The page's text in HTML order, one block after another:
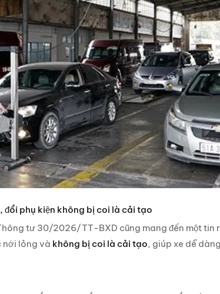
đổi phụ kiện không bị coi là cải tạo
tư 30/2026/TT-BXD cũng mang đến một tin
nới lỏng và không bị coi là cải tạo, giúp xe dễ